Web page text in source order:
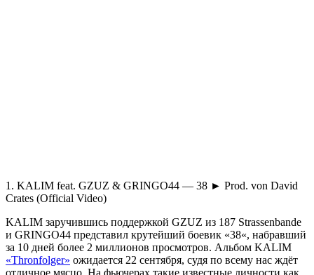
1. KALIM feat. GZUZ & GRINGO44 — 38 ► Prod. von David
Crates (Official Video)
KALIM заручившись поддержкой GZUZ из 187 Strassenbande
и GRINGO44 представил крутейший боевик «38«, набравший
за 10 дней более 2 миллионов просмотров. Альбом KALIM
«Thronfolger» ожидается 22 сентября, судя по всему нас ждёт
отличное мясцо. На фьючерах такие известные личности как